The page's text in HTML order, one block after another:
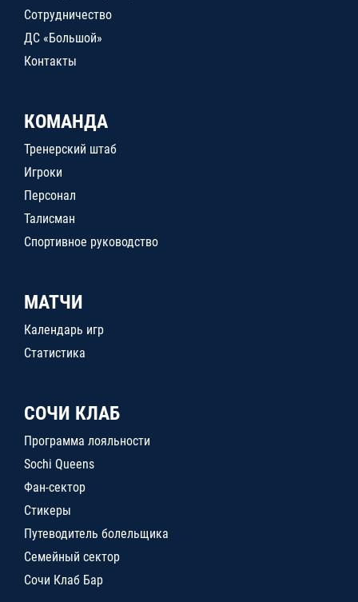
Сотрудничество
ДС «Большой»
Контакты
КОМАНДА
Тренерский штаб
Игроки
Персонал
Талисман
Спортивное руководство
МАТЧИ
Календарь игр
Статистика
СОЧИ КЛАБ
Программа лояльности
Sochi Queens
Фан-сектор
Стикеры
Путеводитель болельщика
Семейный сектор
Сочи Клаб Бар